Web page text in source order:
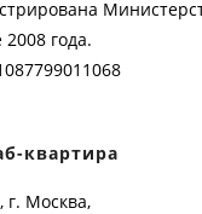
года.
квартира
г. Москва,